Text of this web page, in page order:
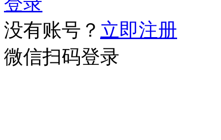
没有账号？ 立即注册
微信扫码登录